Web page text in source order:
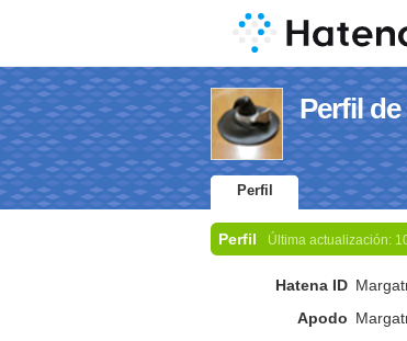
Perfil
Perfil
Perfil Última actualización:
Hatena ID
Apodo